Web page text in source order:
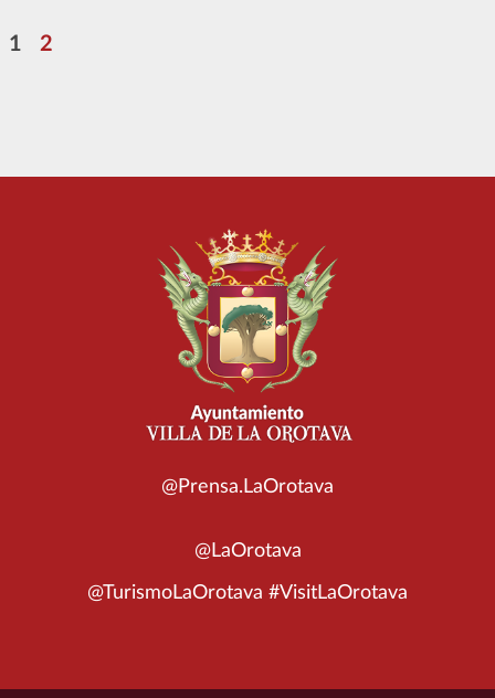
Pagination
Page
1 Page
2
@Prensa.LaOrotava
@LaOrotava
@TurismoLaOrotava #VisitLaOrotava